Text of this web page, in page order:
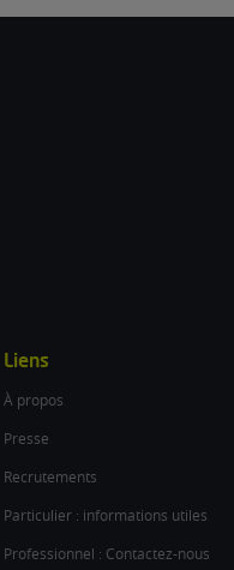
Liens
À propos
Presse
Recrutements
Particulier : informations utiles
Professionnel : Contactez-nous